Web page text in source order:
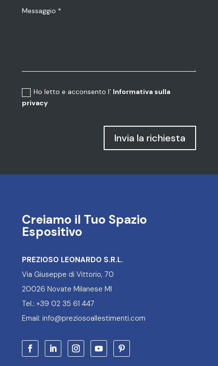
Ho letto e acconsento l’ Informativa sulla
privacy
Invia la richiesta
Creiamo il Tuo Spazio
Espositivo
PREZIOSO LEONARDO S.R.L.
Via Giuseppe di Vittorio, 70
20026 Novate Milanese MI
Tel.: +39 02 35 61 447
Email: info@preziosoallestimenti.com